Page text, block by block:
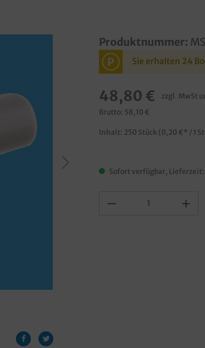
Produktnummer:
P Sie erhalten 24
48,80 € zzgl. MwSt
Brutto: 58,10 €
Inhalt: 250 Stück (0,20 €* / 1
Sofort verfügbar, Lieferzeit: